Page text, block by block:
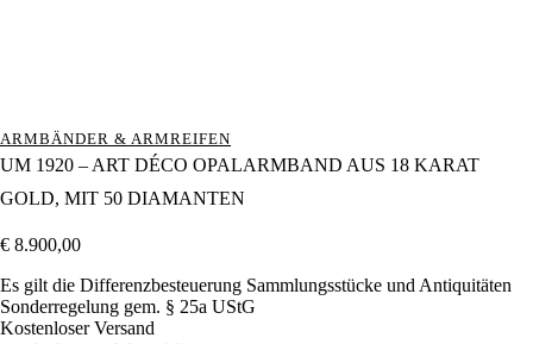
ARMBÄNDER & ARMREIFEN
UM 1920 – ART DÉCO OPALARMBAND AUS 18 KARAT
GOLD, MIT 50 DIAMANTEN
€ 8.900,00
Es gilt die Differenzbesteuerung Sammlungsstücke und Antiquitäten
Sonderregelung gem. § 25a UStG
Kostenloser Versand